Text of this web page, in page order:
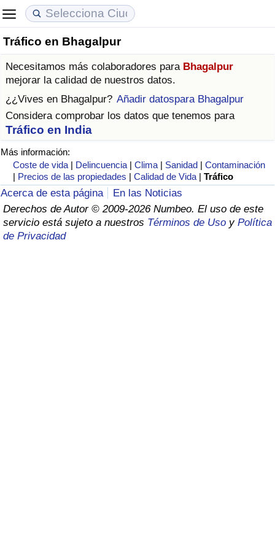
Tráfico en Bhagalpur
Necesitamos más colaboradores para Bhagalpur
mejorar la calidad de nuestros datos.
¿¿Vives en Bhagalpur? Añadir datospara Bhagalpur
Considera comprobar los datos que tenemos para
Tráfico en India
Más información:
Coste de vida | Delincuencia |Clima | Sanidad |Contaminación
| Precios de las propiedades |Calidad de Vida |Tráfico
Acerca de esta página
En las Noticias
Derechos de Autor © 2009-2026 Numbeo. El uso de este
servicio está sujeto a nuestros Términos de Uso y Política
de Privacidad
Coste de vida
Índice de Costo de Vida (Actual)
Índice de Costo de Vida
Índice de costo de vida por país
en aqaba
Precios de las propiedades
Índice de Precios de Inmuebles (Actual)
Índice de Precios de Inmuebles
Índice de Precios de Inmuebles por País
Calidad de Vida
Índice de Calidad de Vida
Índice de Calidad de Vida (Actual)
Índice de calidad de vida por país
Delincuencia
Calificación del Índice de Criminalidad
(Actual)